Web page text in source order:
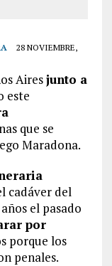
28 NOVIEMBRE,
Airesjunto a
este
que se
Maradona.
cadáver del
el pasado
por
porque los
penales.